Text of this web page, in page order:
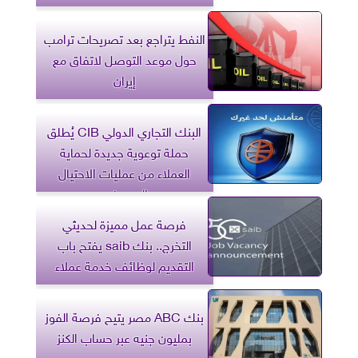
النفط يتراجع بعد تصريحات ترامب
حول موعد التوصل لاتفاق مع
إيران
البنك التجاري الدولي CIB يُطلق
حملة توعوية جديدة لحماية
العملاء من عمليات الاحتيال
المصرفي
فرصة عمل مميزة لحديثي
التخرج.. بنك saib يفتح باب
التقديم لوظائف خدمة عملاء
بنك ABC مصر يتيح فرصة الفوز
بمليون جنيه عبر حساب الكنز